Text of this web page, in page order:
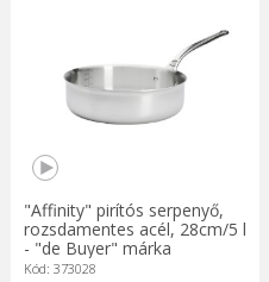
"Affinity" pirítós serpenyő,
rozsdamentes acél, 28cm/5 l
- "de Buyer" márka
Kód: 373028